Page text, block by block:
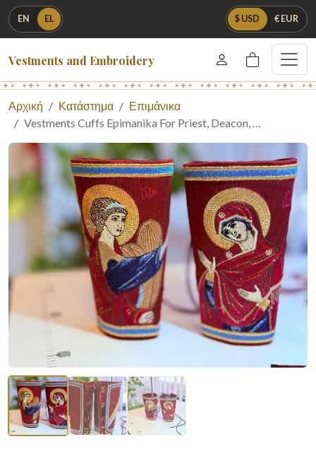
EN EL $ USD € EUR
Vestments and Embroidery
Αρχική Κατάστημα
Επιμάνικα
Vestments Cuffs Epimanika For Priest, Deacon, …